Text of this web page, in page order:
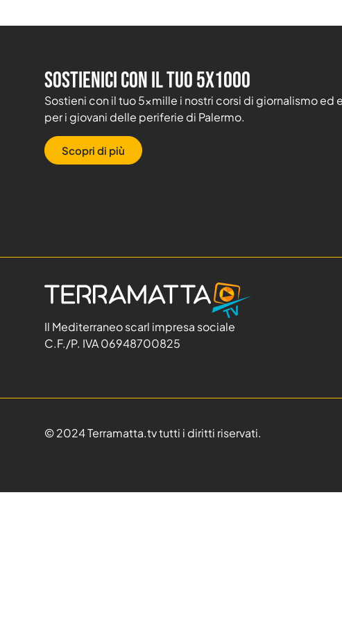
Sostienici con il tuo 5X1000
Sostieni con il tuo 5xmille i nostri corsi di giornalismo ed
per i giovani delle periferie di Palermo.
Scopri di più
Il Mediterraneo scarl impresa sociale
C.F./P. IVA 06948700825
© 2024 Terramatta.tv tutti i diritti riservati.